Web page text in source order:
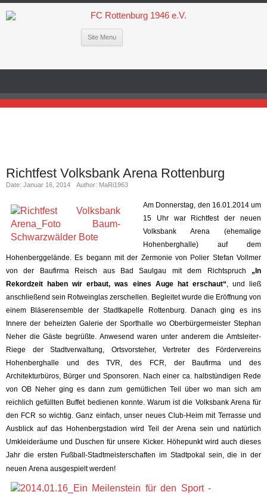
Site Menu
Richtfest Volksbank Arena Rottenburg
Date: Januar 16, 2014 Author: MaRi1963
Am Donnerstag, den 16.01.2014 um
15 Uhr war Richtfest der neuen
Volksbank Arena (ehemalige
Hohenberghalle) auf dem
Hohenberggelände. Es begann mit der Zermonie von Polier Stefan Vollmer
von der Baufirma Reisch aus Bad Saulgau mit dem Richtspruch „In
Rekordzeit haben wir erbaut, was eines Auge hat erschaut“, und ließ
anschließend sein Rotweinglas zerschellen. Begleitet wurde die Eröffnung von
einem Bläserensemble der Stadtkapelle Rottenburg. Danach ging es ins
Innere der beheizten Galerie der Sporthalle wo Oberbürgermeister Stephan
Neher die Gäste begrüßte. Anwesend waren unter anderem die Amtsleiter-
Riege der Stadtverwaltung, Ortsvorsteher, Vertreter des Fördervereins
Hohenberghalle und des TVR, des FCR, der Baufirma und des
Architekturbüros, Bürger und Sponsoren. Nach einer ca. halbstündigen Rede
von OB Neher ging es dann zum gemütlichen Teil über wo man sich am
reichlich gefüllten Buffet bedienen konnte. Warum ist die Volksbank Arena für
den FCR so wichtig. Ganz einfach, unser neues Club-Heim mit Terrasse und
Ausblick auf das Hohenbergstadion wird Teil der Arena sein und natürlich
Umkleideräume und Duschen für unsere Kicker. Höhepunkt wird auch dieses
Jahr die ersten Fußball-Stadtmeisterschaften im Stadtpokal sein, die in der
neuen Arena ausgespielt werden!